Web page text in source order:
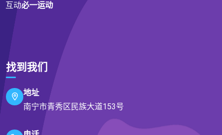
互动必一运动
找到我们
地址
南宁市青秀区民族大道153号